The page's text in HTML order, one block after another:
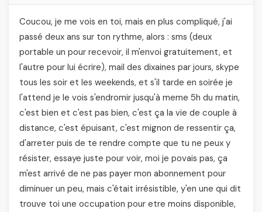
Coucou, je me vois en toi, mais en plus compliqué, j'ai
passé deux ans sur ton rythme, alors : sms (deux
portable un pour recevoir, il m'envoi gratuitement, et
l'autre pour lui écrire), mail des dixaines par jours, skype
tous les soir et les weekends, et s'il tarde en soirée je
l'attend je le vois s'endromir jusqu'à meme 5h du matin,
c'est bien et c'est pas bien, c'est ça la vie de couple à
distance, c'est épuisant, c'est mignon de ressentir ça,
d'arreter puis de te rendre compte que tu ne peux y
résister, essaye juste pour voir, moi je povais pas, ça
m'est arrivé de ne pas payer mon abonnement pour
diminuer un peu, mais c'était irrésistible, y'en une qui dit
trouve toi une occupation pour etre moins disponible,